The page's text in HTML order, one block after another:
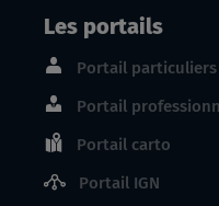
Les portails
Portail particuliers
Portail
Portail carto
Portail IGN